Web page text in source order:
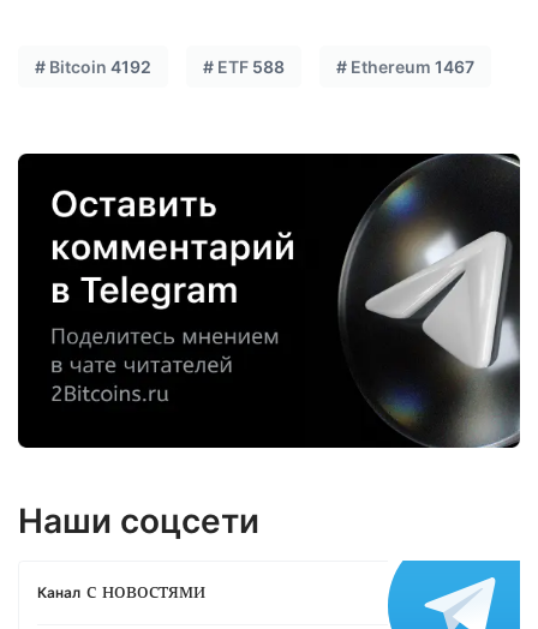
# Bitcoin 4192 # ETF 588 # Ethereum 1467
Наши соцсети
Канал с новостями